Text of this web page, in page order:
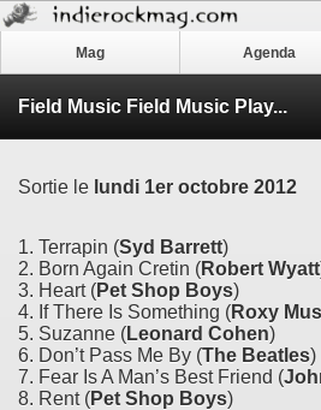
Mag Agenda
Field Music Field Music Play...
Sortie le lundi 1er octobre 2012
1. Terrapin (Syd Barrett)
2. Born Again Cretin (Robert Wyatt
3. Heart (Pet Shop Boys)
4. If There Is Something (Roxy
5. Suzanne (Leonard Cohen)
6. Don’t Pass Me By (The Beatles)
7. Fear Is A Man’s Best Friend (
8. Rent (Pet Shop Boys)